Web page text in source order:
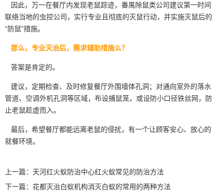
因此，万一在餐厅内发现老鼠踪迹，番禺除鼠类公司建议第一时间
联络当地的虫控公司，实行专业且彻底的灭鼠行动，并实施灭鼠后的
“防鼠”措施。
那么，专业灭治后，需求辅助措施么？
答案是肯定的。
建议，定期检查、及时修复餐厅外围墙体孔洞；对通向室外的落水
管道、空调外机孔洞等区域，布设捕鼠笼，或设防小口径铁丝网，防
止老鼠趁虚而入。
最后，希望餐厅都能远离老鼠的侵扰，有一个让顾客安心、放心的
就餐环境。
上一篇： 天河红火蚁防治中心红火蚁常见的防治方法
下一篇： 花都灭治白蚁机构消灭白蚁的常用的两种方法